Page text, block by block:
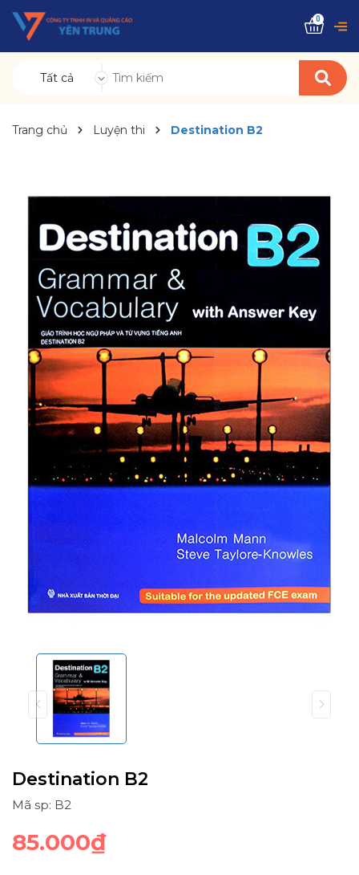
Tất cả
0
Trang chủ Luyện thi Destination B2
Destination B2
Mã sp: B2
85.000₫